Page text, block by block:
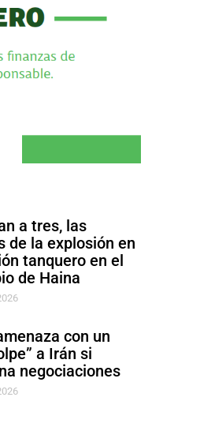
a tres, las
de la explosión en
tanquero en el
de Haina
con un
a Irán si
negociaciones